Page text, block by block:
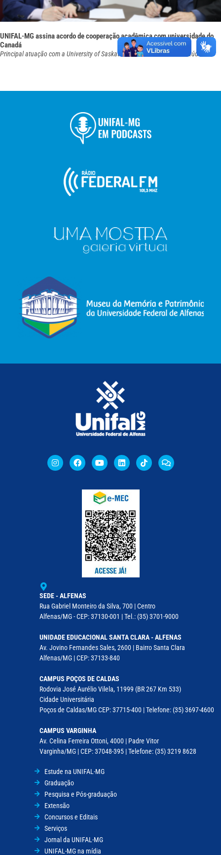
UNIFAL-MG assina acordo de cooperação acadêmica com universidade do
Canadá
Principal atuação com a University of Saskatchewan será na área da Saúde
SEDE - ALFENAS
Rua Gabriel Monteiro da Silva, 700 | Centro
Alfenas/MG - CEP: 37130-001 | Tel.: (35) 3701-9000
UNIDADE EDUCACIONAL SANTA CLARA - ALFENAS
Av. Jovino Fernandes Sales, 2600 | Bairro Santa Clara
Alfenas/MG | CEP: 37133-840
CAMPUS POÇOS DE CALDAS
Rodovia José Aurélio Vilela, 11999 (BR 267 Km 533)
Cidade Universitária
Poços de Caldas/MG CEP: 37715-400 | Telefone: (35) 3697-4600
CAMPUS VARGINHA
Av. Celina Ferreira Ottoni, 4000 | Padre Vitor
Varginha/MG | CEP: 37048-395 | Telefone: (35) 3219 8628
Estude na UNIFAL-MG
Graduação
Pesquisa e Pós-graduação
Extensão
Concursos e Editais
Serviços
Jornal da UNIFAL-MG
UNIFAL-MG na mídia